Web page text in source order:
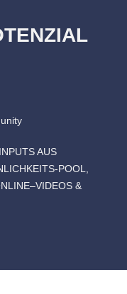
AUS
POOL,
&